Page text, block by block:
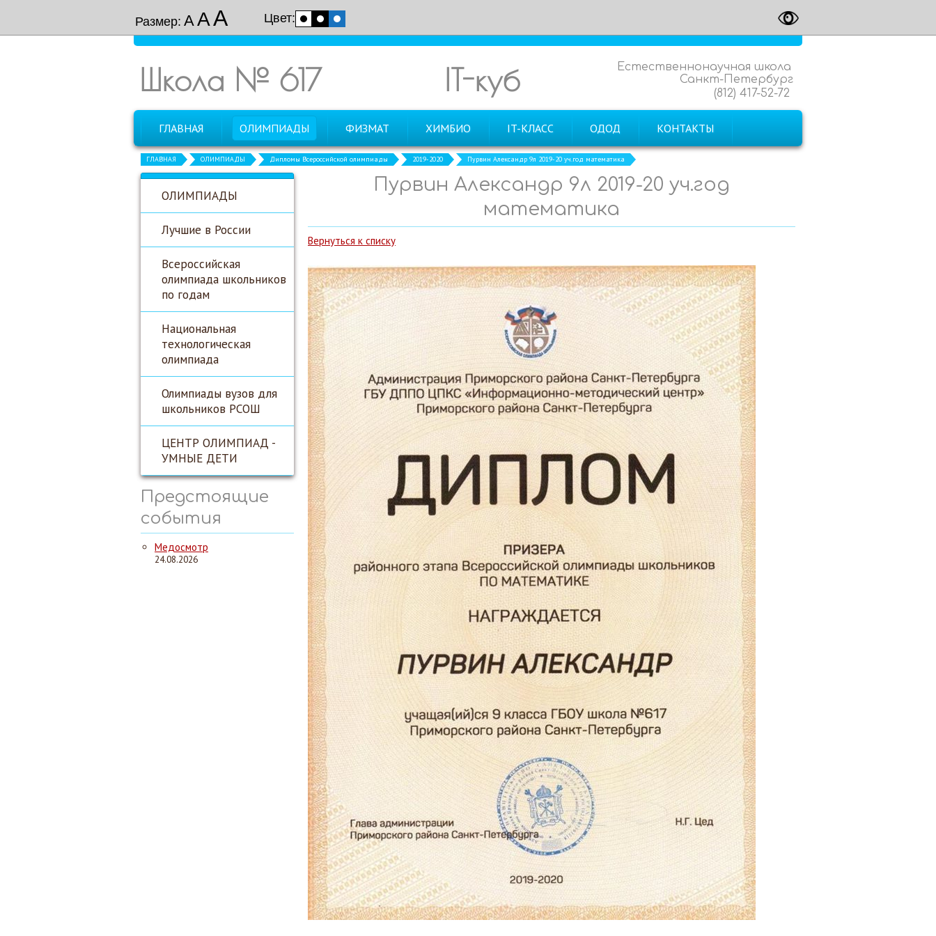
Размер: ААА Цвет:
Школа № 617
Естественнонаучная школа
Санкт-Петербург
(812) 417-52-72
IT-куб
ГЛАВНАЯ ОЛИМПИАДЫ ФИЗМАТ ХИМБИО IT-КЛАСС ОДОД КОНТАКТЫ
ГЛАВНАЯ ОЛИМПИАДЫ Дипломы Всероссийской олимпиады 2019-2020 Пурвин Александр 9л 2019-20 уч.год математика
ОЛИМПИАДЫ
Лучшие в России
Всероссийская
олимпиада школьников
по годам
Национальная
технологическая
олимпиада
Олимпиады вузов для
школьников РСОШ
ЦЕНТР ОЛИМПИАД -
УМНЫЕ ДЕТИ
Предстоящие
события
Медосмотр
24.08.2026
Пурвин Александр 9л 2019-20 уч.год
математика
Вернуться к списку